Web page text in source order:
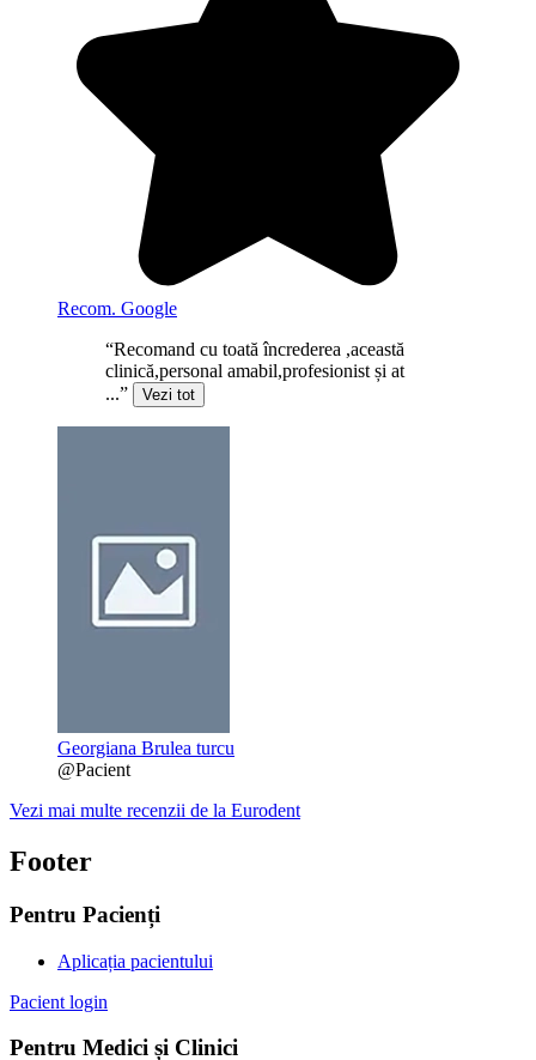
Recom. Google
“Recomand cu toată încrederea ,această
clinică,personal amabil,profesionist și at
...”
Vezi tot
Georgiana Brulea turcu
@Pacient
Vezi mai multe recenzii de la Eurodent
Footer
Pentru Pacienți
Aplicația pacientului
Pacient login
Pentru Medici și Clinici